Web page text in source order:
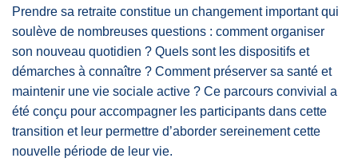
Prendre sa retraite constitue un changement important qui
soulève de nombreuses questions : comment organiser
son nouveau quotidien ? Quels sont les dispositifs et
démarches à connaître ? Comment préserver sa santé et
maintenir une vie sociale active ? Ce parcours convivial a
été conçu pour accompagner les participants dans cette
transition et leur permettre d’aborder sereinement cette
nouvelle période de leur vie.